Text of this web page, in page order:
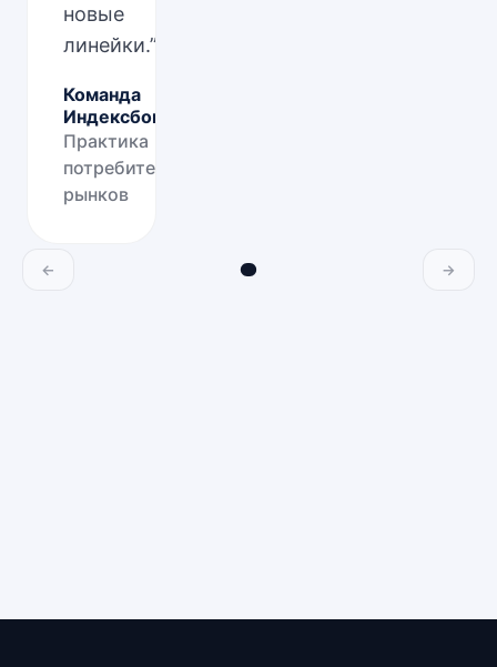
новые
линейки.”
Команда
Индексбокс
Практика
потребительских
рынков
← →